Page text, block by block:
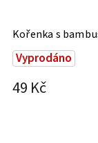
Kořenka s
Vyprodáno
49 Kč